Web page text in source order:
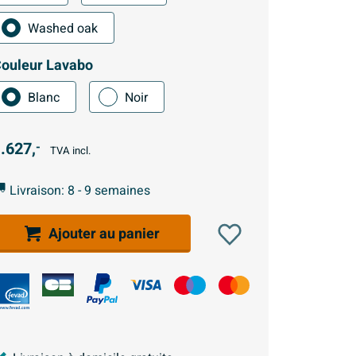
Washed oak
Lavabo
Blanc Noir
- TVA incl.
Livraison: 8 - 9 semaines
Ajouter au panier